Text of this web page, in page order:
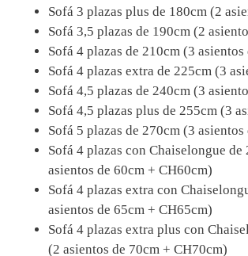
Sofá 3 plazas plus de 180cm (2
Sofá 3,5 plazas de 190cm (2
Sofá 4 plazas de 210cm (3 asientos
Sofá 4 plazas extra de 225cm (3
Sofá 4,5 plazas de 240cm (3
Sofá 4,5 plazas plus de 255cm (3
Sofá 5 plazas de 270cm (3 asientos
Sofá 4 plazas con Chaiselongue de
asientos de 60cm + CH60cm)
Sofá 4 plazas extra con
asientos de 65cm + CH65cm)
Sofá 4 plazas extra plus con
(2 asientos de 70cm + CH70cm)